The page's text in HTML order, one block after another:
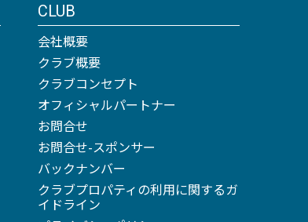
CLUB
会社概要
クラブ概要
クラブコンセプト
オフィシャルパートナー
お問合せ
お問合せ-スポンサー
バックナンバー
クラブプロパティの利用に関するガ
イドライン